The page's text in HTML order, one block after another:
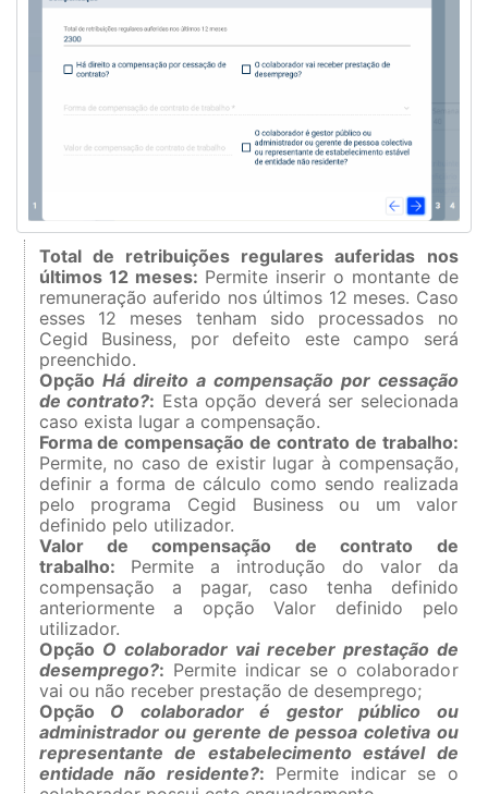
Total de retribuições regulares auferidas nos
últimos 12 meses: Permite inserir o montante de
remuneração auferido nos últimos 12 meses. Caso
esses 12 meses tenham sido processados no
Cegid Business, por defeito este campo será
preenchido.
Opção Há direito a compensação por cessação
de contrato?: Esta opção deverá ser selecionada
caso exista lugar a compensação.
Forma de compensação de contrato de trabalho:
Permite, no caso de existir lugar à compensação,
definir a forma de cálculo como sendo realizada
pelo programa Cegid Business ou um valor
definido pelo utilizador.
Valor de compensação de contrato de
trabalho: Permite a introdução do valor da
compensação a pagar, caso tenha definido
anteriormente a opção Valor definido pelo
utilizador.
Opção O colaborador vai receber prestação de
desemprego?: Permite indicar se o colaborador
vai ou não receber prestação de desemprego;
Opção O colaborador é gestor público ou
administrador ou gerente de pessoa coletiva ou
representante de estabelecimento estável de
entidade não residente?: Permite indicar se o